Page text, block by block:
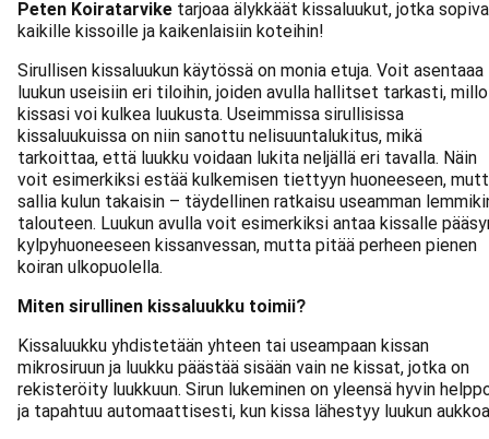
Peten Koiratarvike tarjoaa älykkäät kissaluukut, jotka
kaikille kissoille ja kaikenlaisiin koteihin!
Sirullisen kissaluukun käytössä on monia etuja. Voit asentaaa
luukun useisiin eri tiloihin, joiden avulla hallitset tarkasti,
kissasi voi kulkea luukusta. Useimmissa sirullisissa
kissaluukuissa on niin sanottu nelisuuntalukitus, mikä
tarkoittaa, että luukku voidaan lukita neljällä eri tavalla. Näin
voit esimerkiksi estää kulkemisen tiettyyn huoneeseen,
sallia kulun takaisin – täydellinen ratkaisu useamman
talouteen. Luukun avulla voit esimerkiksi antaa kissalle
kylpyhuoneeseen kissanvessan, mutta pitää perheen pienen
koiran ulkopuolella.
Miten sirullinen kissaluukku toimii?
Kissaluukku yhdistetään yhteen tai useampaan kissan
mikrosiruun ja luukku päästää sisään vain ne kissat, jotka on
rekisteröity luukkuun. Sirun lukeminen on yleensä hyvin
ja tapahtuu automaattisesti, kun kissa lähestyy luukun